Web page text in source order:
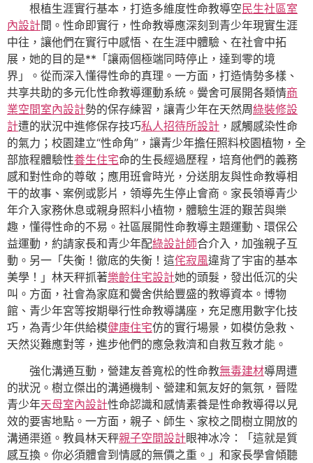
根植生涯實行基本，打造多維度性命教導空民生社區室
內設計間。性命即實行，性命教導應深刻到青少年現實生涯
中往，讓他們在實行中感悟、在生涯中體驗、在社會中拓
展，她的目的是**「讓兩個極端同時停止，達到零的境
界」。從而深入懂得性命的真理。一方面，打造情勢多樣、
共享共助的多元化性命教導運動系統。黌舍可展開各類情商
業空間室內設計勢的保存練習，讓青少年在天然周綠裝修設
計遭的狀況中進修保存技巧私人招待所設計 ，感觸感染性命
的氣力；校園建立“性命角”，讓青少年擔任照料校園植物，全
部旅程體驗性養生住宅命的生長經過歷程，培育他們的義務
感和對性命的尊敬；應用班會時光，分送朋友與性命教導相
干的故事、案例或影片，領導先生停止會商。家長領導青少
年介入家務休息或親身照料小植物，體驗生涯的艱苦與樂
趣，懂得性命的不易。社區展開性命教導主題運動、環保公
益運動，約請家長和青少年配綠設計師合介入，加強親子互
動。另一「失衡！徹底的失衡！這侘寂風違背了宇宙的基本
美學！」林天秤抓著樂齡住宅設計她的頭髮，發出低沉的尖
叫。方面，社會為家庭和黌舍供給豐盛的教導資本。博物
館、青少年宮等按期舉行性命教導講座，充足應用數字化技
巧，為青少年供給模健康住宅仿的實行場景，如模仿急救、
天然災難應對等，進步他們的應急救濟和自救互救才能。
強化溝通互動，營建友善寬松的性命教無毒建材導周遭
的狀況。樹立傑出的溝通機制、營建和氣友好的氣氛，晉陞
青少年天母室內設計性命認識和感情素養是性命教導得以見
效的要害地點。一方面，親子、師生、家校之間樹立開放的
溝通渠道。教員林天秤親子空間設計眼神冰冷：「這就是質
感互換。你必須體會到情感的無價之重。」和家長學會傾聽